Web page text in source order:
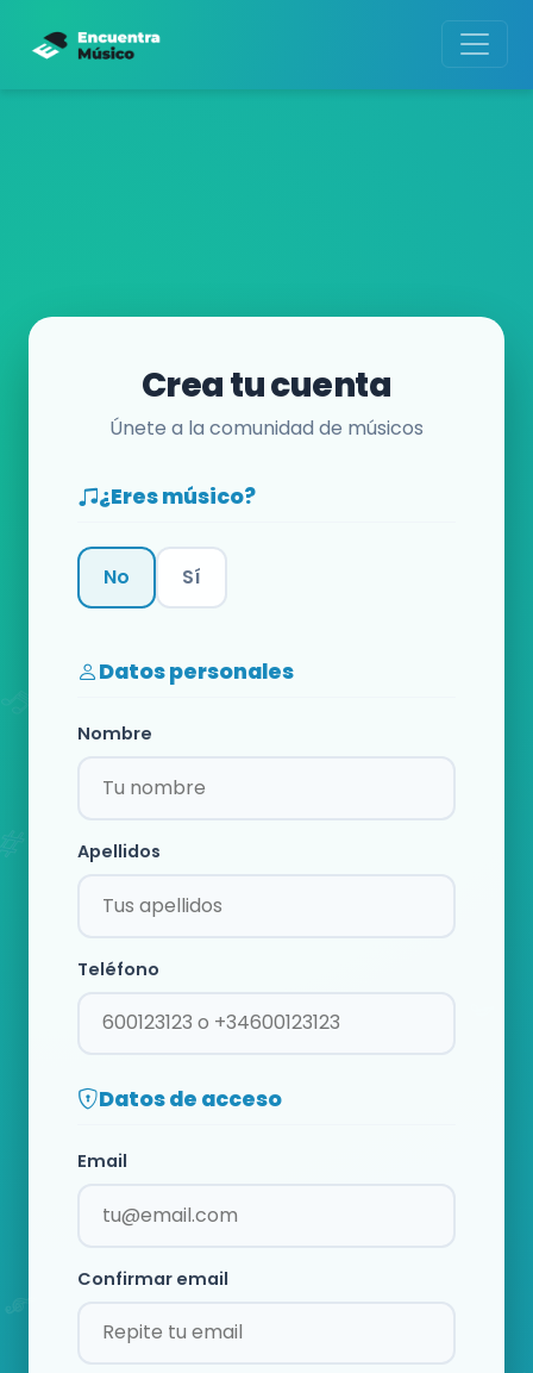
Crea tu cuenta
Únete a la comunidad de músicos
¿Eres músico?
No Sí
Datos personales
Nombre
Apellidos
Teléfono
Datos de acceso
Email
Confirmar email